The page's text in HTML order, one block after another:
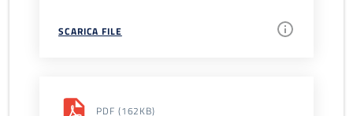
SCARICA FILE
PDF (162KB)